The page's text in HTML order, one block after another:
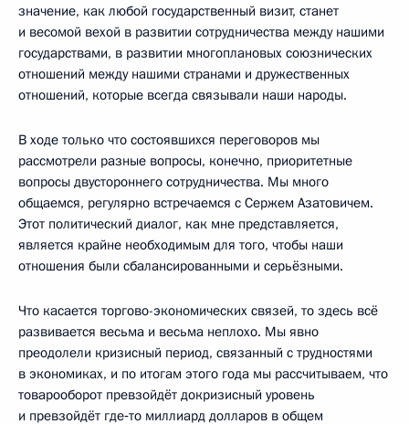
значение, как любой государственный визит, станет
и весомой вехой в развитии сотрудничества между нашими
государствами, в развитии многоплановых союзнических
отношений между нашими странами и дружественных
отношений, которые всегда связывали наши народы.
В ходе только что состоявшихся переговоров мы
рассмотрели разные вопросы, конечно, приоритетные
вопросы двустороннего сотрудничества. Мы много
общаемся, регулярно встречаемся с Сержем Азатовичем.
Этот политический диалог, как мне представляется,
является крайне необходимым для того, чтобы наши
отношения были сбалансированными и серьёзными.
Что касается торгово-экономических связей, то здесь всё
развивается весьма и весьма неплохо. Мы явно
преодолели кризисный период, связанный с трудностями
в экономиках, и по итогам этого года мы рассчитываем, что
товарооборот превзойдёт докризисный уровень
и превзойдёт где‑то миллиард долларов в общем